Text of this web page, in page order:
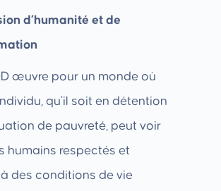
d’humanité et de
œuvre pour un monde où
qu’il soit en détention
de pauvreté, peut voir
humains respectés et
des conditions de vie